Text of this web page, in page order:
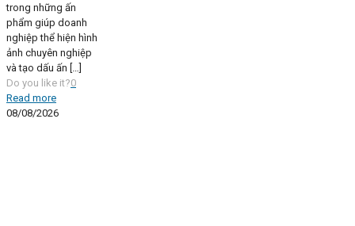
trong những ấn
phẩm giúp doanh
nghiệp thể hiện hình
ảnh chuyên nghiệp
và tạo dấu ấn […]
Do you like it?0
Read more
08/08/2026